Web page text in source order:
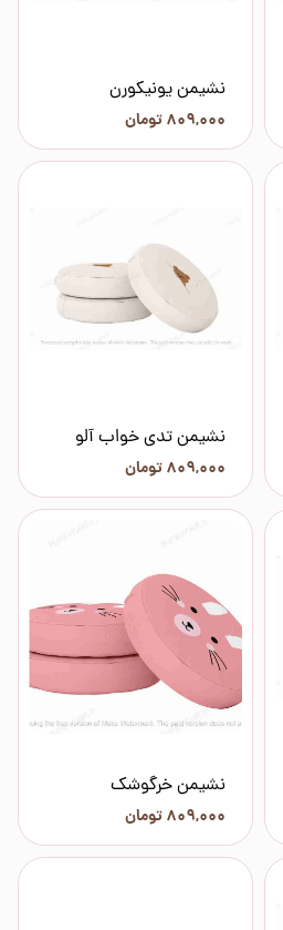
نشیمن یونیکورن
۸۰۹,۰۰۰ تومان
نشیمن تدی خواب آلو
۸۰۹,۰۰۰ تومان
نشیمن خرگوشک
۸۰۹,۰۰۰ تومان